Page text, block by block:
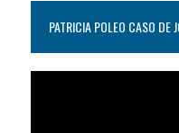
PATRICIA POLEO CASO DE